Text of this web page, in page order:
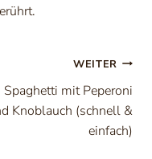
WEITER
Spaghetti mit Peperoni
Knoblauch (schnell &
einfach)